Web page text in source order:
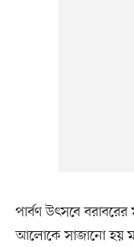
পার্বণ উৎসবে
আলোকে সাজানো হয়